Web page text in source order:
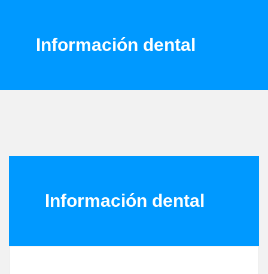
Información dental
Información dental